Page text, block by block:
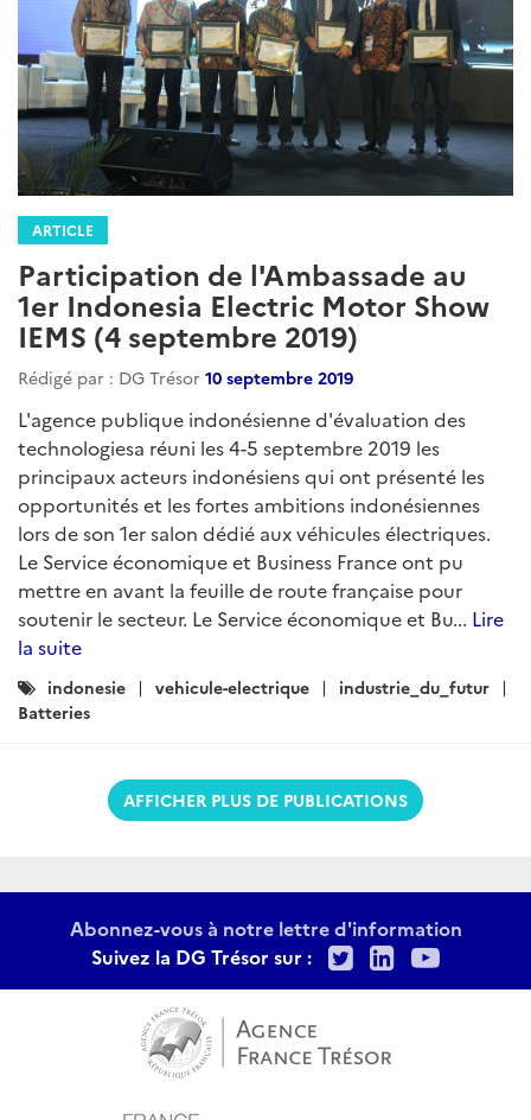
ARTICLE
Participation de l'Ambassade au
1er Indonesia Electric Motor Show
IEMS (4 septembre 2019)
Rédigé par : DG Trésor 10 septembre 2019
L'agence publique indonésienne d'évaluation des
technologiesa réuni les 4-5 septembre 2019 les
principaux acteurs indonésiens qui ont présenté les
opportunités et les fortes ambitions indonésiennes
lors de son 1er salon dédié aux véhicules électriques.
Le Service économique et Business France ont pu
mettre en avant la feuille de route française pour
soutenir le secteur. Le Service économique et Bu... Lire
la suite
Catégories
:
indonesie vehicule-electrique
industrie_du_futur
Batteries
AFFICHER PLUS DE PUBLICATIONS
Abonnez-vous à notre lettre d'information
Suivez la DG Trésor sur :
TwitterLinkedIn